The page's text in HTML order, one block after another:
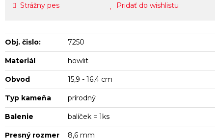
Strážny pes Pridať do wishlistu
Obj. čislo: 7250
Materiál howlit
Obvod 15,9 - 16,4 cm
Typ kameňa prírodný
Balenie balíček = 1ks
Presný rozmer 8,6 mm